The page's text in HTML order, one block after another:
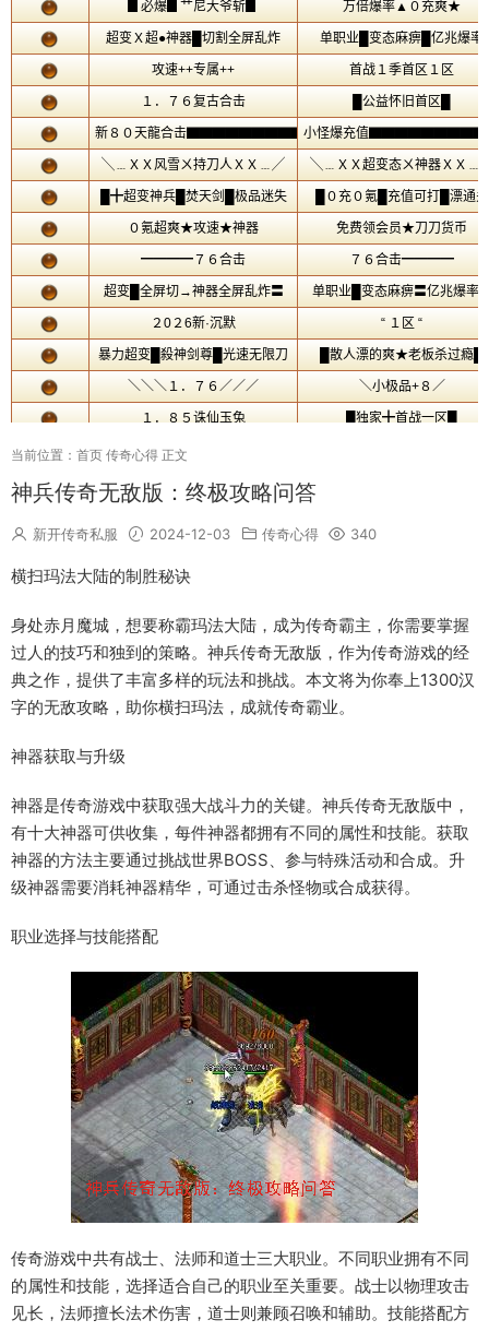
当前位置： 首页 传奇心得 正文
神兵传奇无敌版：终极攻略问答
新开传奇私服 2024-12-03 传奇心得 340
横扫玛法大陆的制胜秘诀
身处赤月魔城，想要称霸玛法大陆，成为传奇霸主，你需要掌握
过人的技巧和独到的策略。神兵传奇无敌版，作为传奇游戏的经
典之作，提供了丰富多样的玩法和挑战。本文将为你奉上1300汉
字的无敌攻略，助你横扫玛法，成就传奇霸业。
神器获取与升级
神器是传奇游戏中获取强大战斗力的关键。神兵传奇无敌版中，
有十大神器可供收集，每件神器都拥有不同的属性和技能。获取
神器的方法主要通过挑战世界BOSS、参与特殊活动和合成。升
级神器需要消耗神器精华，可通过击杀怪物或合成获得。
职业选择与技能搭配
传奇游戏中共有战士、法师和道士三大职业。不同职业拥有不同
的属性和技能，选择适合自己的职业至关重要。战士以物理攻击
见长，法师擅长法术伤害，道士则兼顾召唤和辅助。技能搭配方